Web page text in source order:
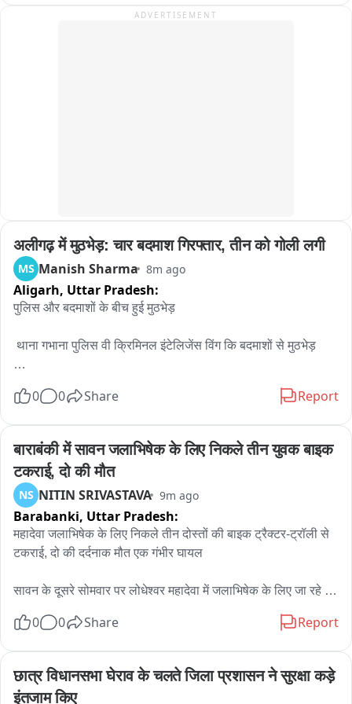
ADVERTISEMENT
अलीगढ़ में मुठभेड़: चार बदमाश गिरफ्तार, तीन को गोली लगी
MS Manish Sharma 8m ago
Aligarh, Uttar Pradesh:
पुलिस और बदमाशों के बीच हुई मुठभेड़
थाना गभाना पुलिस वी क्रिमिनल इंटेलिजेंस विंग कि बदमाशों से मुठभेड़
टक्कर मार्कर भागने का किया प्रयास
पुलिस द्वारा पीछा करने पर बदमाशों ने पुलिस पर की फायरिंग
पुलिस की क्रॉस फायरिंग में तीन बदमाशों को लगी गोली
पुलिस ने चार अवैध तमंचे 10 जिंदा कारतूस एक छुरा सहित चार बदमाशों को
किया गिरफ्तार
मुकदमे दर्ज
0 0 Share Report
बाराबंकी में सावन जलाभिषेक के लिए निकले तीन युवक बाइक
टकराई, दो की मौत
NS NITIN SRIVASTAVA 9m ago
Barabanki, Uttar Pradesh:
महादेवा जलाभिषेक के लिए निकले तीन दोस्तों की बाइक ट्रैक्टर-ट्रॉली से
टकराई, दो की दर्दनाक मौत एक गंभीर घायल
सावन के दूसरे सोमवार पर लोधेश्वर महादेवा में जलाभिषेक के लिए जा रहे
पास ट्रैक्टर-ट्रॉली से टकरा गई। हादसे में बाइक सवार दो युवकों की
बाद अस्पताल में एंबुलेंस पहुंचने में देरी को लेकर परिजनों ने हंगामा किया।
0 0 Share Report
छात्र विधानसभा घेराव के चलते जिला प्रशासन ने सुरक्षा कड़े
इंतजाम किए